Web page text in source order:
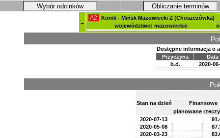
Wybór odcinków Obliczanie terminów
←
A2
Konik - Mińsk Mazowiecki Z (Choszczówka)
województwo: mazowieckie
Dostępne informacja o
Przyczyna
Data
b.d.
2020-
Stan na dzień
Finansowe
planowane
2020-07-13
2020-05-08
2020-03-23